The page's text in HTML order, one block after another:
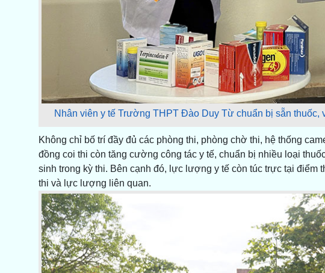
Nhân viên y tế Trường THPT Đào Duy Từ chuẩn bị sẵn thuốc,
Không chỉ bố trí đầy đủ các phòng thi, phòng chờ thi, hệ thống
đồng coi thi còn tăng cường công tác y tế, chuẩn bị nhiều loại
sinh trong kỳ thi. Bên cạnh đó, lực lượng y tế còn túc trực tại điểm
thi và lực lượng liên quan.